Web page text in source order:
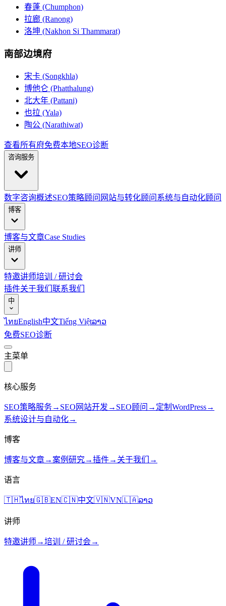
春蓬 (Chumphon)
拉廊 (Ranong)
洛坤 (Nakhon Si Thammarat)
南部边境府
宋卡 (Songkhla)
博他仑 (Phatthalung)
北大年 (Pattani)
也拉 (Yala)
陶公 (Narathiwat)
查看所有府免费本地SEO诊断
咨询服务
数字咨询概述SEO策略顾问 网站与转化顾问 系统与自动化顾问
博客
博客与文章Case Studies
讲师
特邀讲师培训 / 研讨会
插件关于我们 联系我们
中
ไทยEnglish中文Tiếng Việtລາວ
免费SEO诊断
主菜单
核心服务
SEO策略服务→ SEO网站开发 → SEO顾问 → 定制WordPress→
系统设计与自动化→
博客
博客与文章→案例研究→插件→ 关于我们 →
语言
🇹🇭ไทย🇬🇧EN🇨🇳中文🇻🇳VN🇱🇦ລາວ
讲师
特邀讲师 →培训 / 研讨会→